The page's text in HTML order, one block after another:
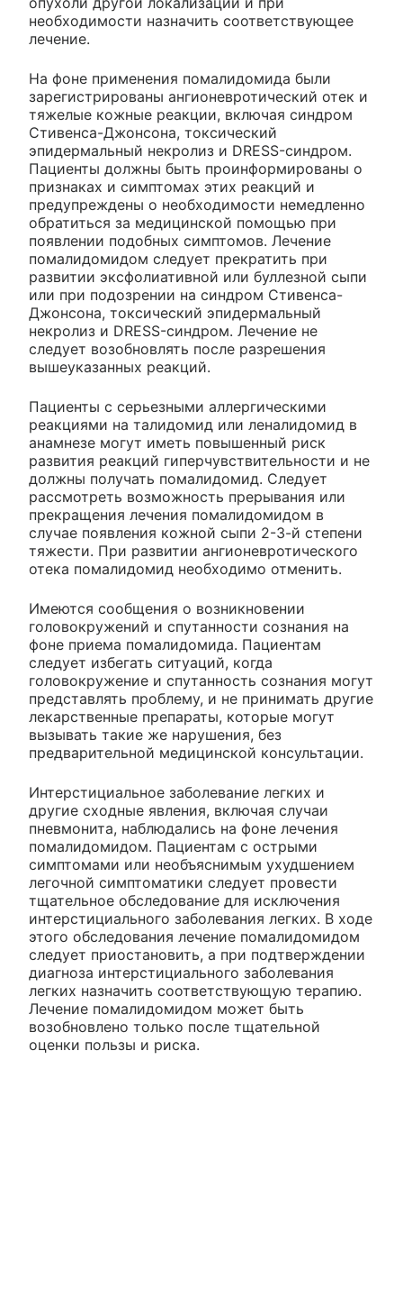
необходимости назначить соответствующее
лечение.
На фоне применения помалидомида были
зарегистрированы ангионевротический отек и
тяжелые кожные реакции, включая синдром
Стивенса-Джонсона, токсический
эпидермальный некролиз и DRESS-синдром.
Пациенты должны быть проинформированы о
признаках и симптомах этих реакций и
предупреждены о необходимости немедленно
обратиться за медицинской помощью при
появлении подобных симптомов. Лечение
помалидомидом следует прекратить при
развитии эксфолиативной или буллезной сыпи
или при подозрении на синдром Стивенса-
Джонсона, токсический эпидермальный
некролиз и DRESS-синдром. Лечение не
следует возобновлять после разрешения
вышеуказанных реакций.
Пациенты с серьезными аллергическими
реакциями на талидомид или леналидомид в
анамнезе могут иметь повышенный риск
развития реакций гиперчувствительности и не
должны получать помалидомид. Следует
рассмотреть возможность прерывания или
прекращения лечения помалидомидом в
случае появления кожной сыпи 2-3-й степени
тяжести. При развитии ангионевротического
отека помалидомид необходимо отменить.
Имеются сообщения о возникновении
головокружений и спутанности сознания на
фоне приема помалидомида. Пациентам
следует избегать ситуаций, когда
головокружение и спутанность сознания могут
представлять проблему, и не принимать другие
лекарственные препараты, которые могут
вызывать такие же нарушения, без
предварительной медицинской консультации.
Интерстициальное заболевание легких и
другие сходные явления, включая случаи
пневмонита, наблюдались на фоне лечения
помалидомидом. Пациентам с острыми
симптомами или необъяснимым ухудшением
легочной симптоматики следует провести
тщательное обследование для исключения
интерстициального заболевания легких. В ходе
этого обследования лечение помалидомидом
следует приостановить, а при подтверждении
диагноза интерстициального заболевания
легких назначить соответствующую терапию.
Лечение помалидомидом может быть
возобновлено только после тщательной
оценки пользы и риска.